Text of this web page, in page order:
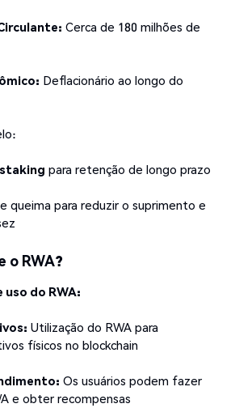
Cerca de 180 milhões de
Deflacionário ao longo do
staking para retenção de longo prazo
queima para reduzir o suprimento e
o RWA?
uso do RWA:
Utilização do RWA para
físicos no blockchain
Os usuários podem fazer
e obter recompensas